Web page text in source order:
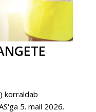
korraldab
5. mail 2026.